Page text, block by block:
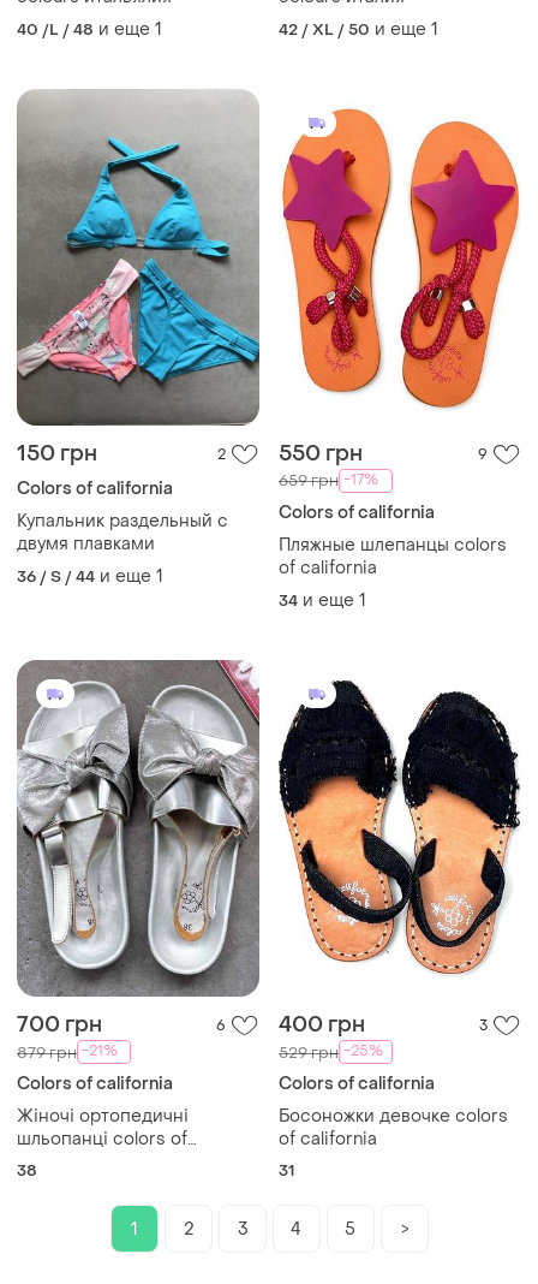
40 /L / 48 и еще 1 42 / XL / 50 и еще 1
150 грн 2
Colors of california
Купальник раздельный с
двумя плавками
36 / S / 44 и еще 1
550 грн 9
659 грн -17%
Colors of california
Пляжные шлепанцы colors
of california
34 и еще 1
700 грн 6
879 грн -21%
Colors of california
Жіночі ортопедичні
шльопанці colors of
california
38
400 грн 3
529 грн -25%
Colors of california
Босоножки девочке colors
of california
31
1 2 3 4 5 >